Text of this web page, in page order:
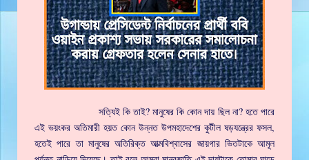
সত্যিই কি তাই? মানুষের কি কোন দায় ছিল না? হতে পারে
এই ভয়ংকর অতিমারী হয়ত কোন উন্নত উপমহাদেশের কুটীল ষড়যন্ত্রের ফসল,
হতেই পারে তা মানুষের অতিরিক্ত আত্মবিশ্বাসের জায়গার ভিতটাকে আমূল